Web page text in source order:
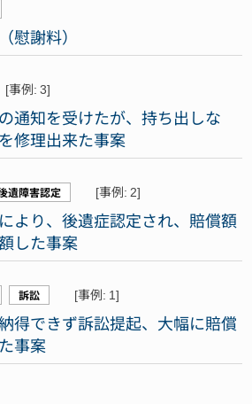
慰謝料）
[事例: 3]
通知を受けたが、持ち出しな
修理出来た事案
遺障害認定 [事例: 2]
より、後遺症認定され、賠償額
した事案
訴訟 [事例: 1]
得できず訴訟提起、大幅に賠償
事案